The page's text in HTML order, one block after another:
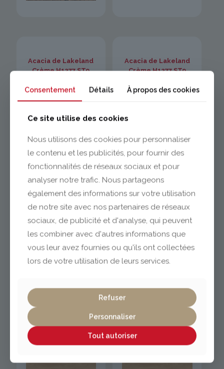
Acacia de Lakeland
Crème H1277 ST9
Acacia de Lakeland
Crème H1277 ST9
Acacia de Lakeland
Crème H1277 ST9
Acacia Sheffield
Naturel H1242 ST10
Acacia Sheffield
Naturel H1242 ST10
Acacia Sheffield
Naturel H1242 ST10
Consentement Détails À propos des cookies
Ce site utilise des cookies
Nous utilisons des cookies pour personnaliser
le contenu et les publicités, pour fournir des
fonctionnalités de réseaux sociaux et pour
analyser notre trafic. Nous partageons
également des informations sur votre utilisation
de notre site avec nos partenaires de réseaux
sociaux, de publicité et d'analyse, qui peuvent
les combiner avec d'autres informations que
vous leur avez fournies ou qu'ils ont collectées
lors de votre utilisation de leurs services.
Refuser
Personnaliser
Tout autoriser